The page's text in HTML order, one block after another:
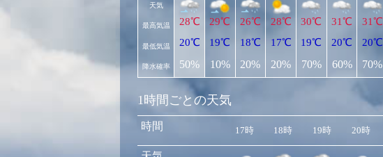
天気
最高気温
最低気温
降水確率
28℃
20℃
50%
29℃
19℃
10%
26℃
18℃
20%
28℃
17℃
20%
30℃
19℃
70%
31℃
20℃
60%
31℃
20℃
70%
1時間ごとの天気
時間 17時 18時 19時 20時